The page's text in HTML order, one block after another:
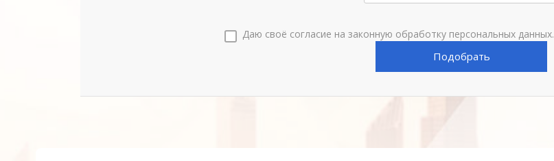
Даю своё согласие на законную обработку персональных данных.
Подобрать